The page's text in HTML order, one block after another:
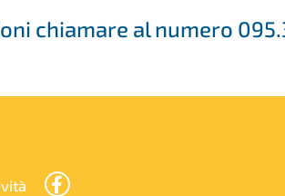
chiamare al numero